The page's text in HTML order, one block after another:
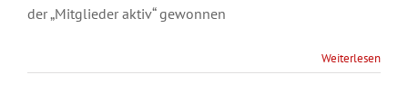
der „Mitglieder aktiv“ gewonnen
Weiterlesen